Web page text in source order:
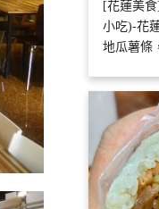
[花蓮美
小吃)-花
地瓜薯條